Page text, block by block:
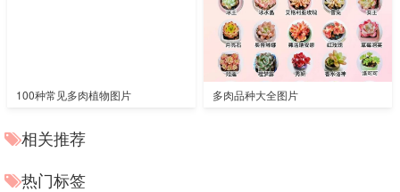
100种常见多肉植物图片 多肉品种大全图片
相关推荐
热门标签